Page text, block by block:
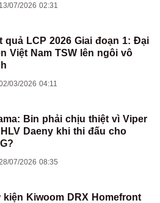
13/07/2026 02:31
quả LCP 2026 Giai đoạn 1: Đại
Việt Nam TSW lên ngôi vô
03/2026 04:11
Bin phải chịu thiệt vì Viper
Daeny khi thi đấu cho
07/2026 08:35
kiện Kiwoom DRX Homefront